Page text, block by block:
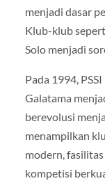
menjadi dasar
Klub-klub
Solo menjadi
Pada 1994,
Galatama
berevolusi
menampilkan
modern,
kompetisi